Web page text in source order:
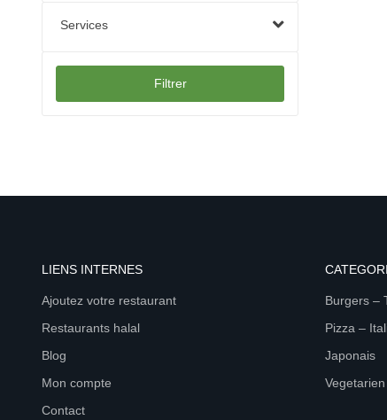
Services
Filtrer
LIENS INTERNES
Ajoutez votre restaurant
Restaurants halal
Blog
Mon compte
Contact
Burgers –
Pizza –
Japonais
Vegetarien